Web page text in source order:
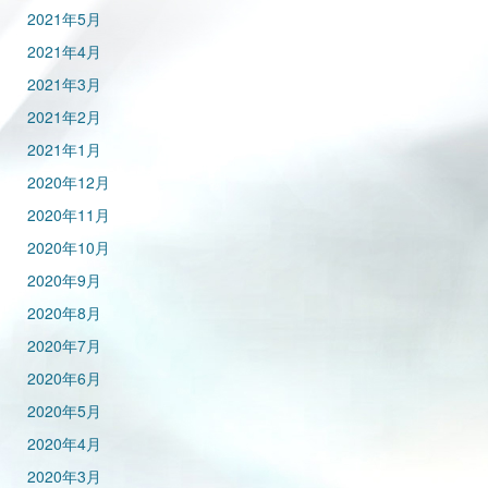
2021年5月
2021年4月
2021年3月
2021年2月
2021年1月
2020年12月
2020年11月
2020年10月
2020年9月
2020年8月
2020年7月
2020年6月
2020年5月
2020年4月
2020年3月